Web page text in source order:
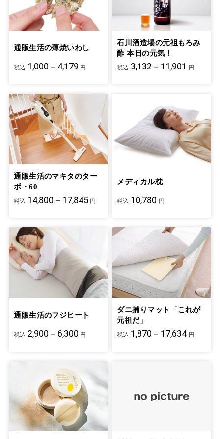
通販生活の薄焼いわし
税込 1,000－4,179 円
石川酒造場の元祖もろみ
酢 本日の元気！
税込 3,132－11,901 円
通販生活のマキタのター
ボ・60
税込 14,800－17,845 円
メディカル枕
税込 10,780 円
通販生活のフジヒート
税込 2,900－6,300 円
ダニ捕りマット「これが
元祖だ」
税込 1,870－17,634 円